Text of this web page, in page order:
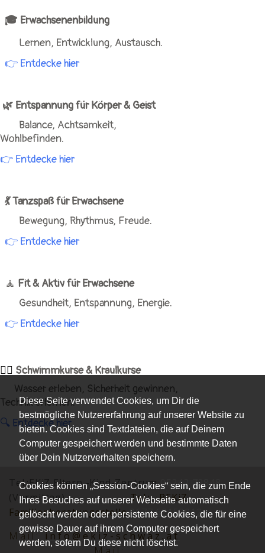
Diese Seite verwendet Cookies, um Dir die
bestmögliche Nutzererfahrung auf unserer Website zu
bieten. Cookies sind Textdateien, die auf Deinem
Computer gespeichert werden und bestimmte Daten
über Dein Nutzerverhalten speichern.
Cookies können „Session-Cookies“ sein, die zum Ende
Ihres Besuches auf unserer Webseite automatisch
gelöscht werden oder persistente Cookies, die für eine
gewisse Dauer auf ihrem Computer gespeichert
werden, sofern Du diese nicht löschst.
🎓 Erwachsenenbildung
Lernen, Entwicklung, Austausch.
👉 Entdecke hier
🌿 Entspannung für Körper & Geist
Balance, Achtsamkeit,
Wohlbefinden.
👉 Entdecke hier
💃 Tanzspaß für Erwachsene
Bewegung, Rhythmus, Freude.
👉 Entdecke hier
🧘 Fit & Aktiv für Erwachsene
Gesundheit, Entspannung, Energie.
👉 Entdecke hier
🏊‍♀️ Schwimmkurse & Kraulkurse
Wasser erleben, Sicherheit gewinnen,
Technik erlernen.
🔍 Entdecke hier
Tel.:EKiZ Eltern -Kind-Zentrum 05242 72848
(Vormittag)Tel.:BEKiZ
Familienberatungsstelle0677 62152012
Mail: info@ekiz-schwaz.at